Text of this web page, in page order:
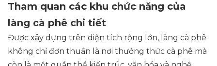
Tham quan các khu chức năng của
làng cà phê chi tiết
Được xây dựng trên diện tích rộng lớn, làng cà phê
không chỉ đơn thuần là nơi thưởng thức cà phê mà